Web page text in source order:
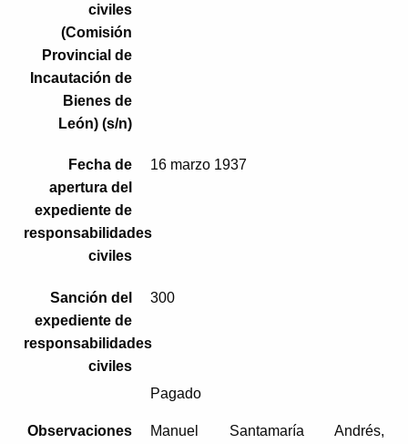
civiles
(Comisión
Provincial de
Incautación de
Bienes de
León) (s/n)
Fecha de
apertura del
expediente de
responsabilidades
civiles
16 marzo 1937
Sanción del
expediente de
responsabilidades
civiles
300
Pagado
Observaciones
Manuel Santamaría Andrés,